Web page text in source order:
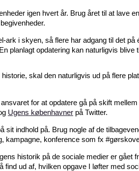
igen hvert år. Brug året til at lave
i skyen, så flere har adgang til det på
planlagt opdatering kan naturligvis blive
skal den naturligvis ud på flere
for at opdatere gå på skift
Ugens københavner på Twitter.
indhold på. Brug nogle af de
kampagne, konference som fx
historik på de sociale medier er gået
ud af, hvilken opgave I løfter med